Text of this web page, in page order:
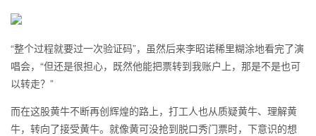
“整个过程就要过一次验证码”，虽然后来李昭诺稀里糊涂地看完了演
唱会，“但还是很担心，既然他能把票转到我账户上，那是不是也可
以转走？”
而在这股黄牛不断再创辉煌的路上，打工人也从质疑黄牛、理解黄
牛，转向了接受黄牛。就像黄可没抢到脱口秀门票时，下意识的想